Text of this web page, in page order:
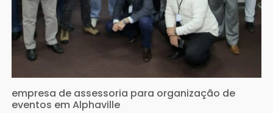
empresa de assessoria para organização de
eventos em Alphaville